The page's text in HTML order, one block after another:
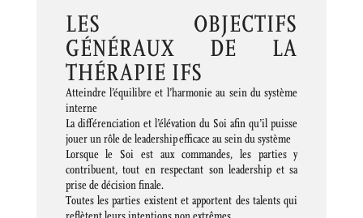
LES OBJECTIFS
GÉNÉRAUX DE LA
THÉRAPIE IFS
Atteindre l’équilibre et l’harmonie au sein du système
interne
La différenciation et l’élévation du Soi afin qu’il puisse
jouer un rôle de leadership efficace au sein du système
Lorsque le Soi est aux commandes, les parties y
contribuent, tout en respectant son leadership et sa
prise de décision finale.
Toutes les parties existent et apportent des talents qui